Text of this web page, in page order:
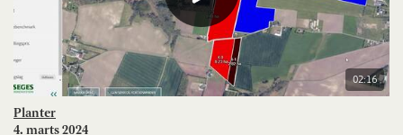
02:16
Planter
4. marts 2024